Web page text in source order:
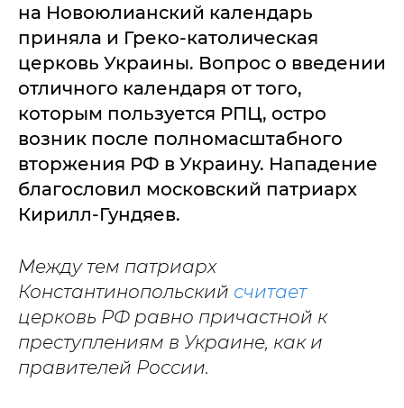
на Новоюлианский календарь
приняла и Греко-католическая
церковь Украины. Вопрос о введении
отличного календаря от того,
которым пользуется РПЦ, остро
возник после полномасштабного
вторжения РФ в Украину. Нападение
благословил московский патриарх
Кирилл-Гундяев.
Между тем патриарх
Константинопольский считает
церковь РФ равно причастной к
преступлениям в Украине, как и
правителей России.